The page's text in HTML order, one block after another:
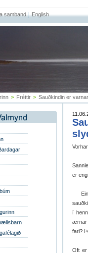
samband English
> Fréttir > Sauðkindin er
er
í
ærnar
fari?
Oft er